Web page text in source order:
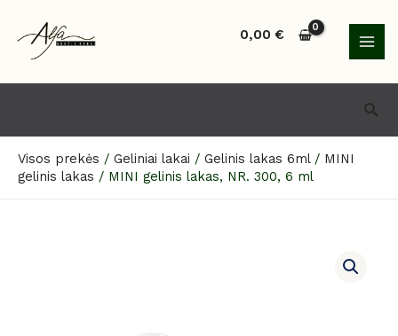
turinio
0,00€
Visos prekės / Geliniai lakai / Gelinis lakas 6ml/ MINI
gelinis lakas / MINI gelinis lakas, NR. 300, 6 ml